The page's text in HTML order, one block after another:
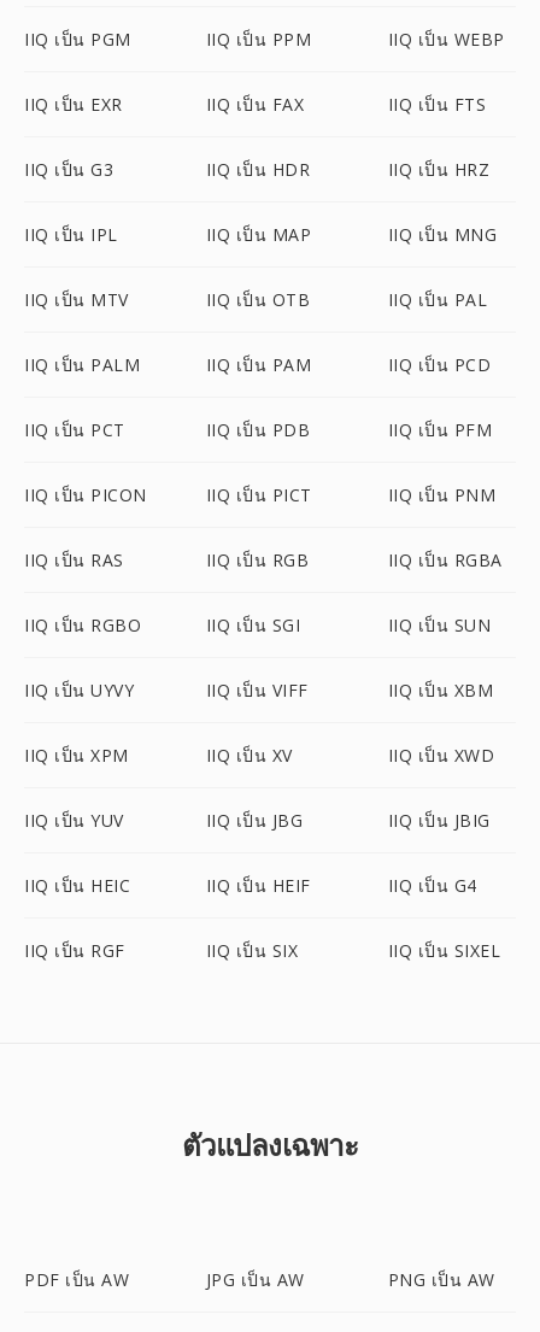
IIQ เป็น PGM IIQ เป็น PPM IIQ เป็น WEBP
IIQ เป็น EXR IIQ เป็น FAX IIQ เป็น FTS
IIQ เป็น G3 IIQ เป็น HDR IIQ เป็น HRZ
IIQ เป็น IPL IIQ เป็น MAP IIQ เป็น MNG
IIQ เป็น MTV IIQ เป็น OTB IIQ เป็น PAL
IIQ เป็น PALM IIQ เป็น PAM IIQ เป็น PCD
IIQ เป็น PCT IIQ เป็น PDB IIQ เป็น PFM
IIQ เป็น PICON IIQ เป็น PICT IIQ เป็น PNM
IIQ เป็น RAS IIQ เป็น RGB IIQ เป็น RGBA
IIQ เป็น RGBO IIQ เป็น SGI IIQ เป็น SUN
IIQ เป็น UYVY IIQ เป็น VIFF IIQ เป็น XBM
IIQ เป็น XPM IIQ เป็น XV IIQ เป็น XWD
IIQ เป็น YUV IIQ เป็น JBG IIQ เป็น JBIG
IIQ เป็น HEIC IIQ เป็น HEIF IIQ เป็น G4
IIQ เป็น RGF IIQ เป็น SIX IIQ เป็น SIXEL
ตัวแปลงเฉพาะ
PDF เป็น AW JPG เป็น AW PNG เป็น AW